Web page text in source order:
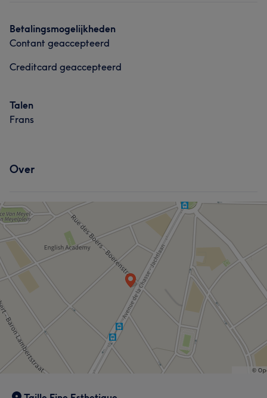
Betalingsmogelijkheden
Contant geaccepteerd
Creditcard geaccepteerd
Talen
Frans
Over